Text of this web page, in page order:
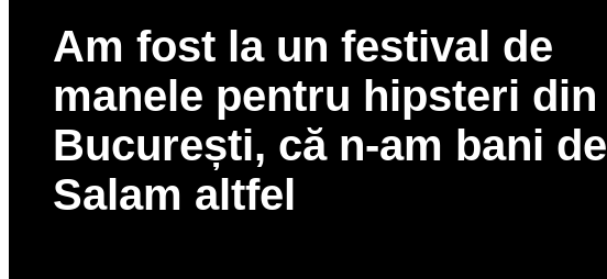
Am fost la un festival de
manele pentru hipsteri din
București, că n-am bani de
Salam altfel